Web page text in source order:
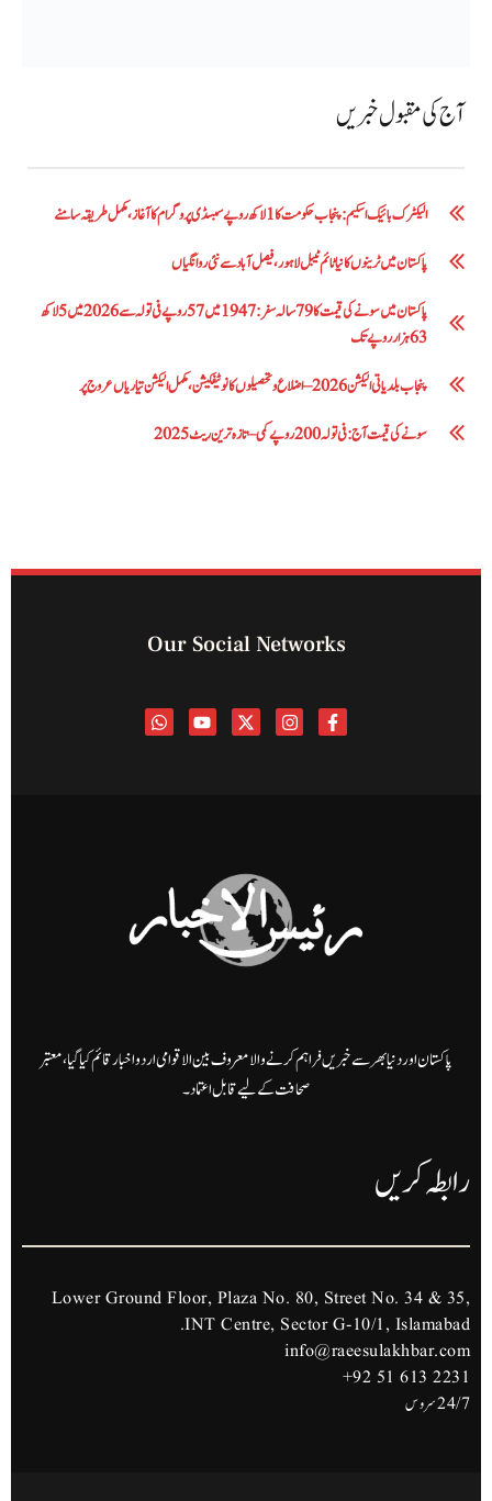
آج کی مقبول خبریں
الیکٹرک بائیک اسکیم: پنجاب حکومت کا1 لاکھ روپے سبسڈی پروگرام کا آغاز ،مکمل طریقہ سامنے
پاکستان میں ٹرینوں کا نیا ٹائم ٹیبل لاہور، فیصل آباد سے نئی روانگیاں
پاکستان میں سونے کی قیمت کا 79 سالہ سفر: 1947 میں 57 روپے فی تولہ سے 2026 میں 5 لاکھ
63 ہزار روپے تک
پنجاب بلدیاتی الیکشن 2026 – اضلاع و تحصیلوں کا نوٹیفکیشن، مکمل الیکشن تیاریاں عروج پر
سونے کی قیمت آج: فی تولہ 200 روپے کمی – تازہ ترین ریٹ 2025
Our Social Networks
پاکستان اور دنیا بھر سے خبریں فراہم کرنے والا معروف بین الاقوامی اردو اخبار قائم کیا گیا، معتبر
صحافت کے لیے قابل اعتماد۔
رابطہ کریں
Lower Ground Floor, Plaza No. 80, Street No. 34 & 35,
INT Centre, Sector G-10/1, Islamabad.
info@raeesulakhbar.com
+92 51 613 2231
24/7 سروس